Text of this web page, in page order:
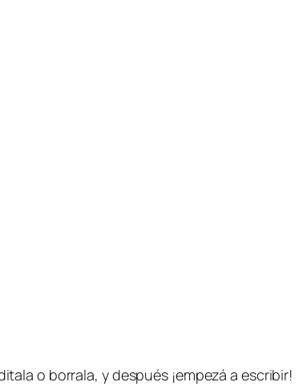
o borrala, y después ¡empezá a escribir!